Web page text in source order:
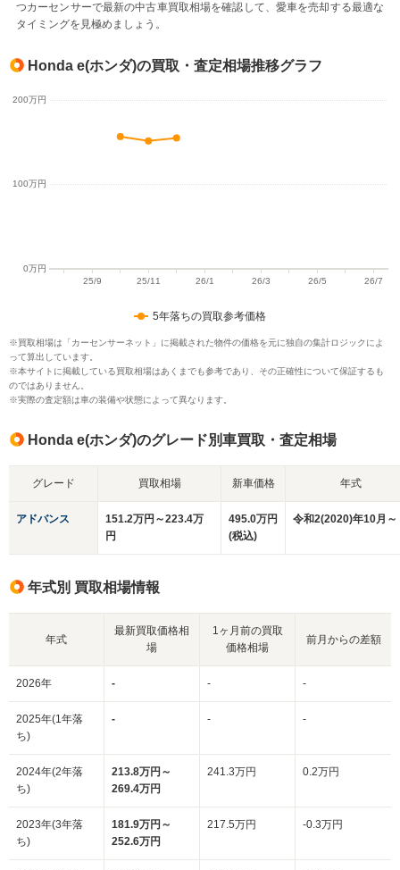
つカーセンサーで最新の中古車買取相場を確認して、愛車を売却する最適な
タイミングを見極めましょう。
Honda e(ホンダ)の買取・査定相場推移グラフ
5年落ちの買取参考価格
※買取相場は「カーセンサーネット」に掲載された物件の価格を元に独自の集計ロジックによ
って算出しています。
※本サイトに掲載している買取相場はあくまでも参考であり、その正確性について保証するも
のではありません。
※実際の査定額は車の装備や状態によって異なります。
Honda e(ホンダ)のグレード別車買取・査定相場
グレード 買取相場 新車価格 年式
アドバンス
151.2万円～223.4万
円
495.0万円
(税込)
令和2(2020)年10月～
年式別 買取相場情報
年式
最新買取価格相
場
1ヶ月前の買取
価格相場
前月からの差額
2026年 - - -
2025年(1年落
ち)
- - -
2024年(2年落
ち)
213.8万円～
269.4万円
241.3万円 0.2万円
2023年(3年落
ち)
181.9万円～
252.6万円
217.5万円 -0.3万円